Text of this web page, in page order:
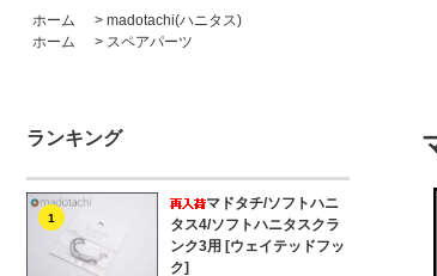
ホーム > madotachi(ハニタス)
ホーム
> スペアパーツ
ランキング
1
マドタチ/ソフトハニ
タス4/ソフトハニタスクラ
ンク3用 [ウェイテッドフッ
ク]